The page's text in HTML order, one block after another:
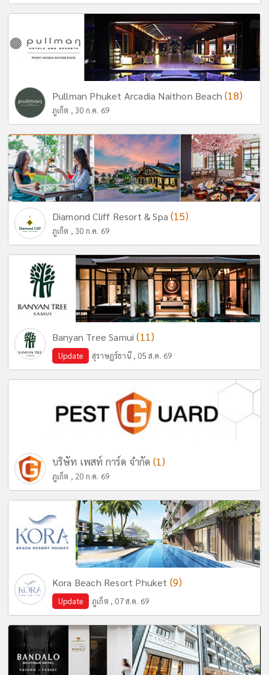
Pullman Phuket Arcadia Naithon Beach(18)
ภูเก็ต , 30 ก.ค. 69
Diamond Cliff Resort & Spa(15)
ภูเก็ต , 30 ก.ค. 69
Banyan Tree Samui(11)
Update สุราษฎร์ธานี , 05 ส.ค. 69
บริษัท เพสท์ การ์ด จำกัด (1)
ภูเก็ต , 20 ก.ค. 69
Kora Beach Resort Phuket (9)
Update ภูเก็ต , 07 ส.ค. 69